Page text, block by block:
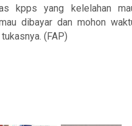
kpps yang kelelahan
dibayar dan mohon
(FAP)